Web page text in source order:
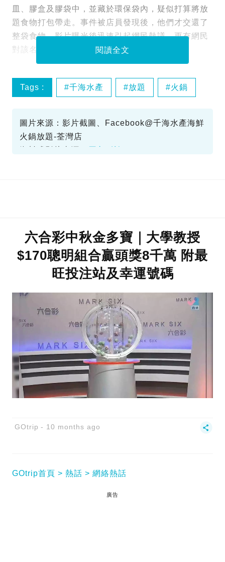
皿、膠盒及膠袋中，並藏於環保袋內，疑似打算將放
題食物打包帶走。事件被店員發現後，他們才交還了
整袋食物。影片曝光後迅速引起網民熱議，更有網民
對該名男食客進行「起底」。
閱讀全文
Tags : 千海水產 放題 火鍋
圖片來源：影片截圖、Facebook@千海水產海鮮
火鍋放題-荃灣店
六合彩中秋金多寶｜大學教授
$170聰明組合贏頭獎8千萬 附最
旺投注站及幸運號碼
GOtrip 10 months ago
GOtrip首頁 熱話 網絡熱話
廣告